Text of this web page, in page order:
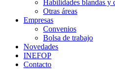
Habilidades blandas y
Otras áreas
Empresas
Convenios
Bolsa de trabajo
Novedades
INEFOP
Contacto